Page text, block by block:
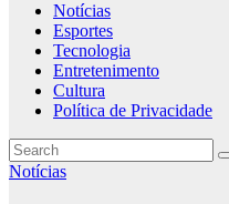
Notícias
Esportes
Tecnologia
Entretenimento
Cultura
Política de Privacidade
Notícias